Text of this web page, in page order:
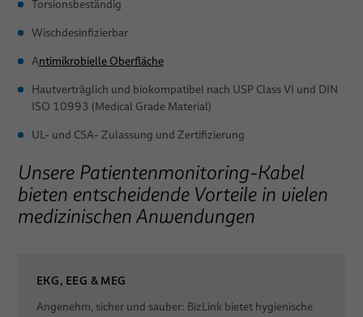
Torsionsbeständig
Wischdesinfizierbar
Antimikrobielle Oberfläche
Hautverträglich und biokompatibel nach USP Class VI und DIN
ISO 10993 (Medical Grade Material)
UL- und CSA- Zulassung und Zertifizierung
Unsere Patientenmonitoring-Kabel
bieten entscheidende Vorteile in vielen
medizinischen Anwendungen
EKG, EEG & MEG
Angenehm, sicher und sauber: BizLink bietet hygienische